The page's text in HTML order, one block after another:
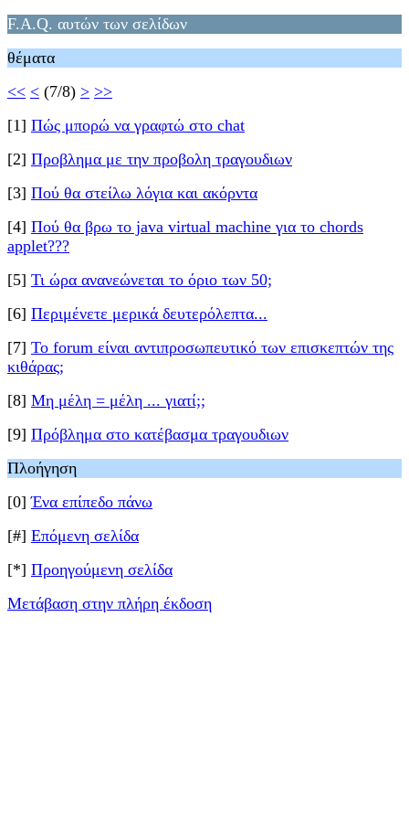
F.A.Q. αυτών των σελίδων
θέματα
<< < (7/8) > >>
[1] Πώς μπορώ να γραφτώ στο chat
[2] Προβλημα με την προβολη τραγουδιων
[3] Πού θα στείλω λόγια και ακόρντα
[4] Πού θα βρω το java virtual machine για το chords
applet???
[5] Τι ώρα ανανεώνεται το όριο των 50;
[6] Περιμένετε μερικά δευτερόλεπτα...
[7] Το forum είναι αντιπροσωπευτικό των επισκεπτών της
κιθάρας;
[8] Μη μέλη = μέλη ... γιατί;;
[9] Πρόβλημα στο κατέβασμα τραγουδιων
Πλοήγηση
[0]Ένα επίπεδο πάνω
[#] Επόμενη σελίδα
[*] Προηγούμενη σελίδα
Μετάβαση στην πλήρη έκδοση